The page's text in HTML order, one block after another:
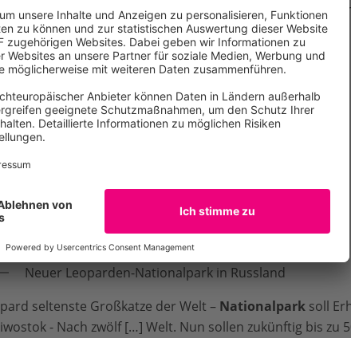
Nationalparkder Welt. Die UNESCO hat den
Beides Ergebnis jahrzehntelanger Vorarbeit unter
Neuer Leoparden-Nationalpark in Russland
seltenste Großkatze der Welt – Nationalpark soll
- Nach zwölf […] Welt. Nun sollen zukünftig bis zu